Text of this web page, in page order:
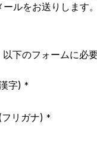
ルをお送りします。
以下のフォームに必
字) *
リガナ) *